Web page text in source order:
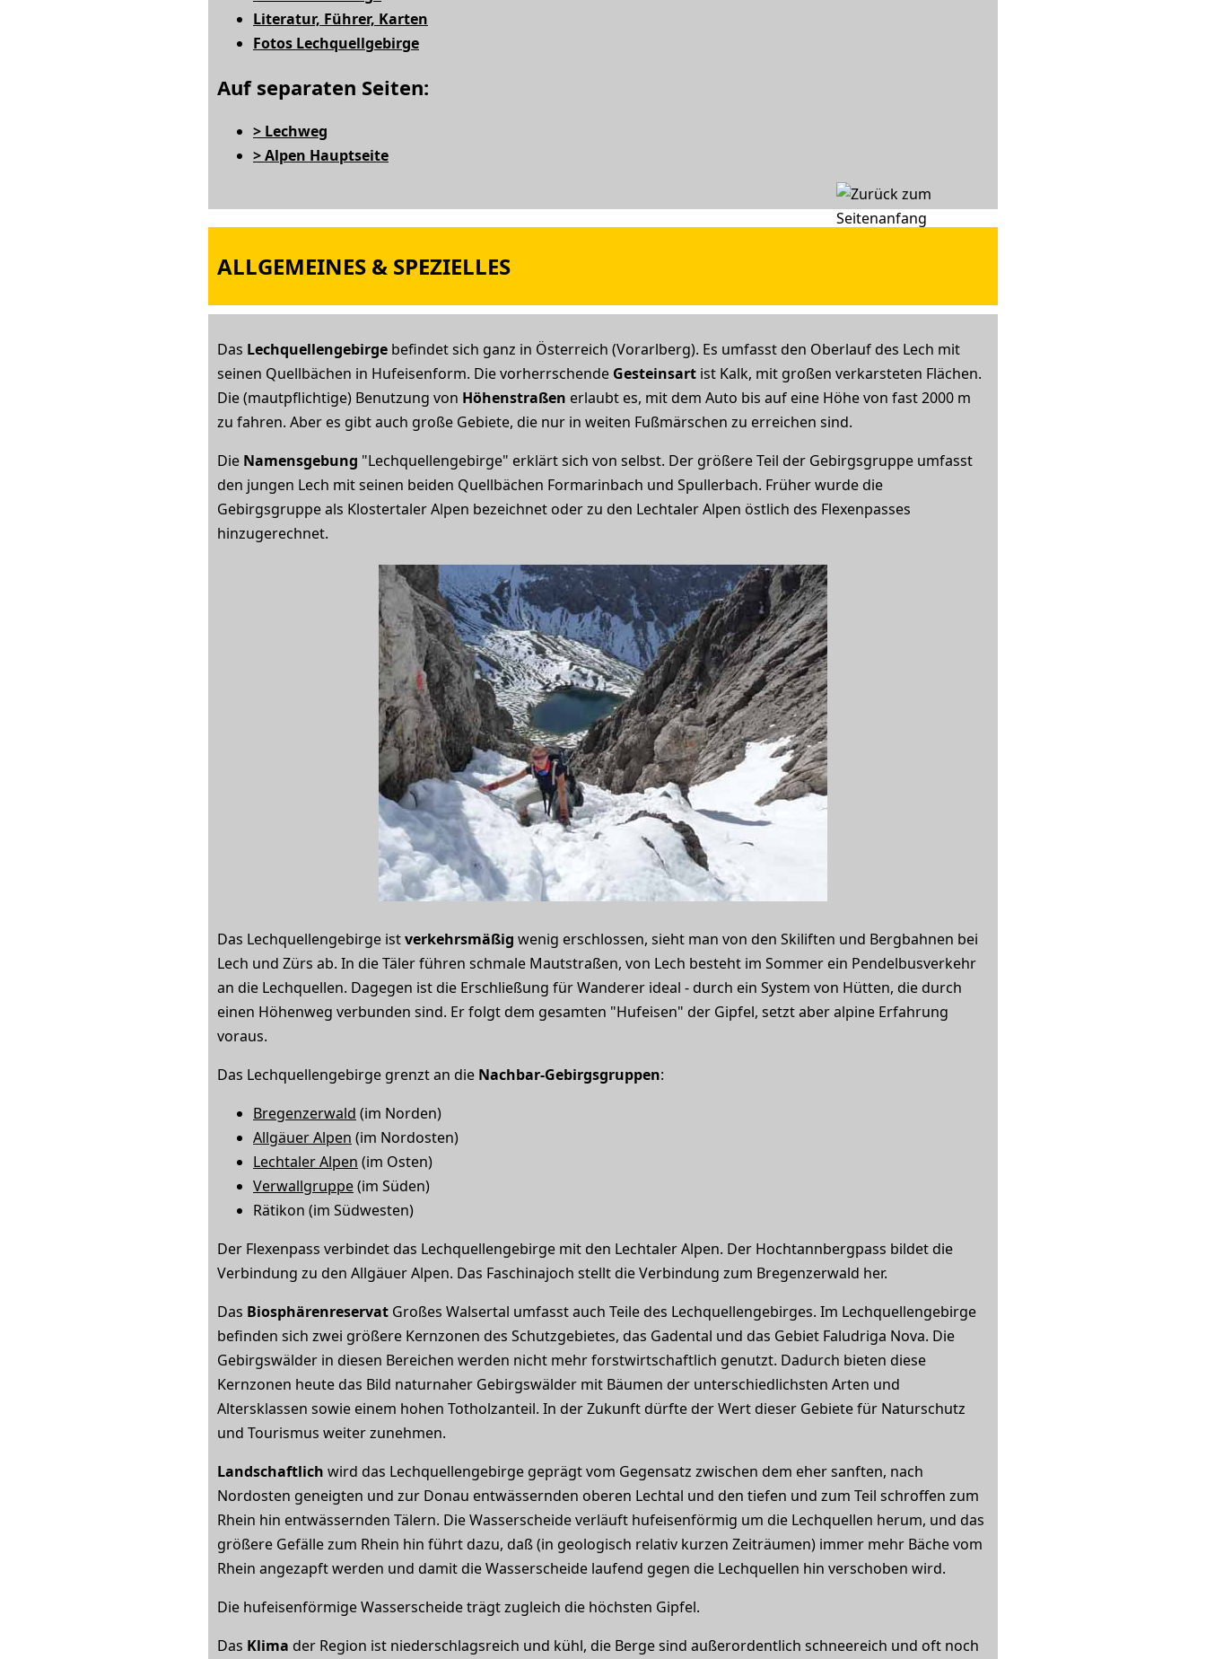
Literatur, Führer, Karten
Fotos Lechquellgebirge
Auf separaten Seiten:
> Lechweg
> Alpen Hauptseite
ALLGEMEINES & SPEZIELLES
Das Lechquellengebirge befindet sich ganz in Österreich (Vorarlberg). Es umfasst den Oberlauf des Lech mit
seinen Quellbächen in Hufeisenform. Die vorherrschende Gesteinsart ist Kalk, mit großen verkarsteten Flächen.
Die (mautpflichtige) Benutzung von Höhenstraßen erlaubt es, mit dem Auto bis auf eine Höhe von fast 2000 m
zu fahren. Aber es gibt auch große Gebiete, die nur in weiten Fußmärschen zu erreichen sind.
Die Namensgebung "Lechquellengebirge" erklärt sich von selbst. Der größere Teil der Gebirgsgruppe umfasst
den jungen Lech mit seinen beiden Quellbächen Formarinbach und Spullerbach. Früher wurde die
Gebirgsgruppe als Klostertaler Alpen bezeichnet oder zu den Lechtaler Alpen östlich des Flexenpasses
hinzugerechnet.
Das Lechquellengebirge istverkehrsmäßig wenig erschlossen, sieht man von den Skiliften und Bergbahnen bei
Lech und Zürs ab. In die Täler führen schmale Mautstraßen, von Lech besteht im Sommer ein Pendelbusverkehr
an die Lechquellen. Dagegen ist die Erschließung für Wanderer ideal - durch ein System von Hütten, die durch
einen Höhenweg verbunden sind. Er folgt dem gesamten "Hufeisen" der Gipfel, setzt aber alpine Erfahrung
voraus.
Das Lechquellengebirge grenzt an die Nachbar-Gebirgsgruppen:
Bregenzerwald (im Norden)
Allgäuer Alpen (im Nordosten)
Lechtaler Alpen (im Osten)
Verwallgruppe(im Süden)
Rätikon (im Südwesten)
Der Flexenpass verbindet das Lechquellengebirge mit den Lechtaler Alpen. Der Hochtannbergpass bildet die
Verbindung zu den Allgäuer Alpen. Das Faschinajoch stellt die Verbindung zum Bregenzerwald her.
Das Biosphärenreservat Großes Walsertal umfasst auch Teile des Lechquellengebirges. Im Lechquellengebirge
befinden sich zwei größere Kernzonen des Schutzgebietes, das Gadental und das Gebiet Faludriga Nova. Die
Gebirgswälder in diesen Bereichen werden nicht mehr forstwirtschaftlich genutzt. Dadurch bieten diese
Kernzonen heute das Bild naturnaher Gebirgswälder mit Bäumen der unterschiedlichsten Arten und
Altersklassen sowie einem hohen Totholzanteil. In der Zukunft dürfte der Wert dieser Gebiete für Naturschutz
und Tourismus weiter zunehmen.
Landschaftlich wird das Lechquellengebirge geprägt vom Gegensatz zwischen dem eher sanften, nach
Nordosten geneigten und zur Donau entwässernden oberen Lechtal und den tiefen und zum Teil schroffen zum
Rhein hin entwässernden Tälern. Die Wasserscheide verläuft hufeisenförmig um die Lechquellen herum, und das
größere Gefälle zum Rhein hin führt dazu, daß (in geologisch relativ kurzen Zeiträumen) immer mehr Bäche vom
Rhein angezapft werden und damit die Wasserscheide laufend gegen die Lechquellen hin verschoben wird.
Die hufeisenförmige Wasserscheide trägt zugleich die höchsten Gipfel.
Das Klima der Region ist niederschlagsreich und kühl, die Berge sind außerordentlich schneereich und oft noch